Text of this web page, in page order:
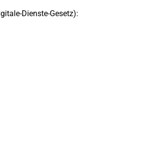
Dienste-Gesetz):